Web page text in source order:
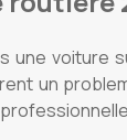
une voiture
un